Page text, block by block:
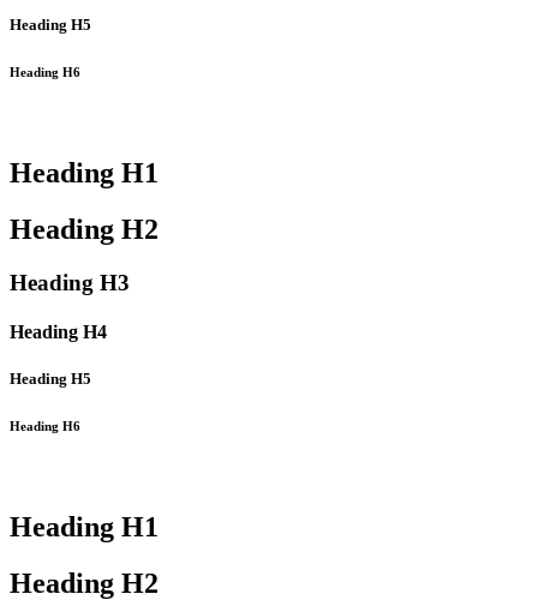
Heading H5
Heading H6
Heading H1
Heading H2
Heading H3
Heading H4
Heading H5
Heading H6
Heading H1
Heading H2